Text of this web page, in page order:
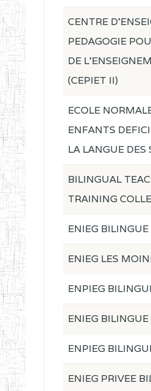
CENTRE
PEDAGOGIE
DE
(CEPIET II)
ECOLE
ENFANTS
LA LANGUE DES
BILINGUAL
TRAINING
ENIEG
ENIEG LES
ENPIEG
ENIEG
ENPIEG
ENIEG PRIVEE